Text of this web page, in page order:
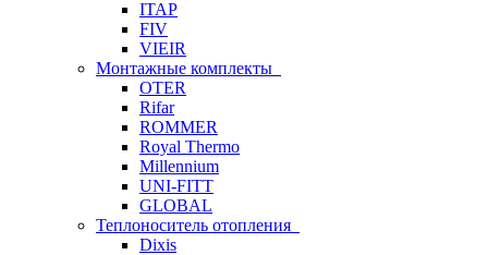
ITAP
FIV
VIEIR
Монтажные комплекты
OTER
Rifar
ROMMER
Royal Thermo
Millennium
UNI-FITT
GLOBAL
Теплоноситель отопления
Dixis